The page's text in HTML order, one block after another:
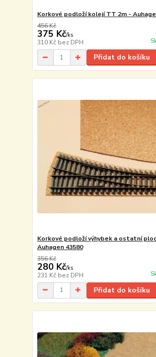
Korkové podloží kolejí TT 2m -
456 Kč
375 Kč/ks
310 Kč bez DPH
Přidat do košíku
Korkové podloží výhybek a ostatní
Auhagen 43580
356 Kč
280 Kč/ks
231 Kč bez DPH
Přidat do košíku